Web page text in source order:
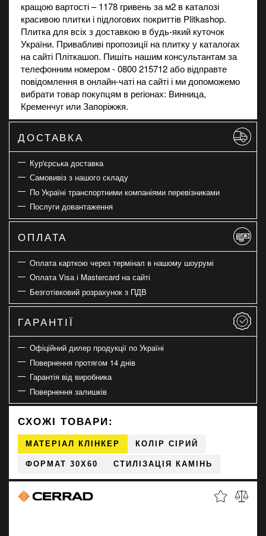
кращою вартості – 1178 гривень за м2 в каталозі
красивою плитки і підлогових покриттів Plitkashop.
Плитка для всіх з доставкою в будь-який куточок
України. Привабливі пропозиції на плиткуу каталогах
на сайті Пліткашоп. Пишіть нашим консультантам за
телефонним номером - 0800 215712 або відправте
повідомлення в онлайн-чаті на сайті і ми допоможемо
вибрати товар покупцям в регіонах: Винница,
Кременчуг или Запоріжжя.
ДОСТАВКА
Кур'єрська доставка
Самовивіз з нашого складу
По Україні транспортними компаніями перевізниками
Послуги довантаження
ОПЛАТА
Оплата карткою через термінал в нашому шоурумі
Оплата Visa і Mastercard на сайті
Безготівковий розрахунок з ПДВ
ГАРАНТІЇ
Офіційний дилер продукції по Україні
Повернення протягом 14 днів
Гарантія від виробника
Повернення залишків
СХОЖІ ТОВАРИ:
МАТЕРІАЛ КЛІНКЕР КОЛІР СІРИЙ
ФОРМАТ 30X60 СТИЛІЗАЦІЯ КАМІНЬ